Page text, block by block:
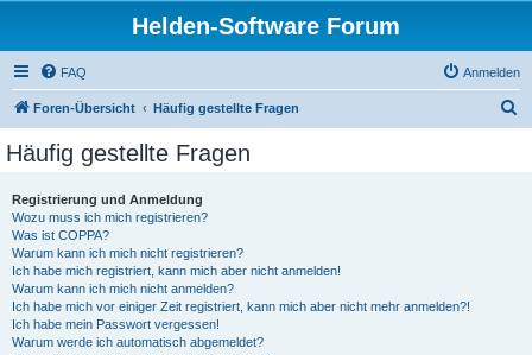
Helden-Software Forum
FAQ Anmelden
Foren-Übersicht Häufig gestellte Fragen
Häufig gestellte Fragen
Registrierung und Anmeldung
Wozu muss ich mich registrieren?
Was ist COPPA?
Warum kann ich mich nicht registrieren?
Ich habe mich registriert, kann mich aber nicht anmelden!
Warum kann ich mich nicht anmelden?
Ich habe mich vor einiger Zeit registriert, kann mich aber nicht mehr anmelden?!
Ich habe mein Passwort vergessen!
Warum werde ich automatisch abgemeldet?